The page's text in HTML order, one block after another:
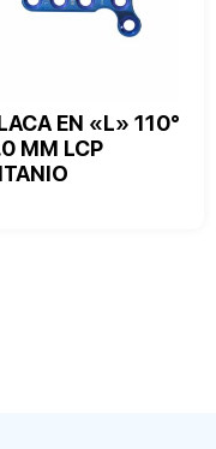
EN «L» 110°
MM LCP